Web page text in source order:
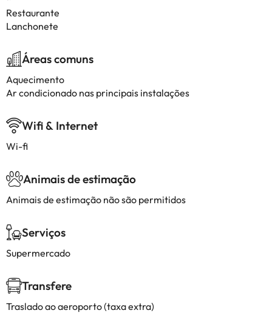
Restaurante
Lanchonete
Áreas comuns
Aquecimento
Ar condicionado nas principais instalações
Wifi & Internet
Wi-fi
Animais de estimação
Animais de estimação não são permitidos
Serviços
Supermercado
Transfere
Traslado ao aeroporto (taxa extra)